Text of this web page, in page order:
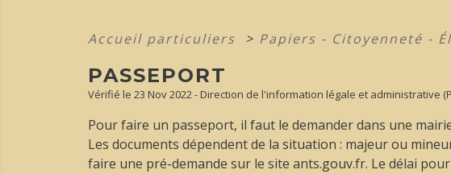
Accueil particuliers > Papiers - Citoyenneté -
PASSEPORT
Vérifié le 23 Nov 2022 - Direction de l'information légale et administrative
Pour faire un passeport, il faut le demander dans une
Les documents dépendent de la situation : majeur ou
faire une pré-demande sur le site ants.gouv.fr. Le délai